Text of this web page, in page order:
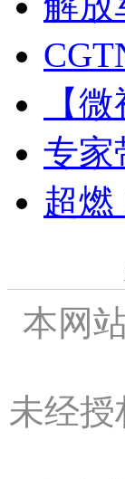
【
专家
超燃
本网
未经